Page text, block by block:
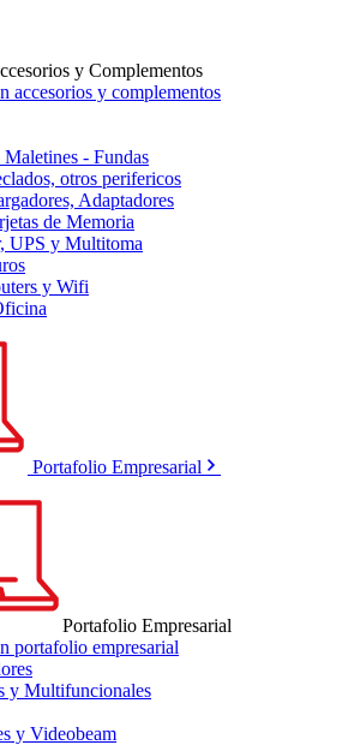
y Complementos
accesorios y complementos
- Fundas
otros perifericos
Adaptadores
de Memoria
UPS y Multitoma
y Wifi
Portafolio Empresarial
Portafolio Empresarial
portafolio empresarial
y Multifuncionales
y Videobeam